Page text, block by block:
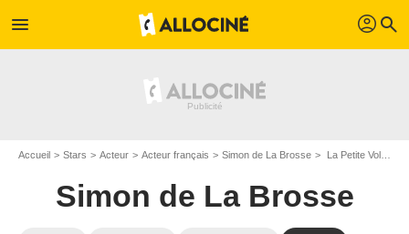
menu profil search
Accueil Stars Acteur Acteur français Simon de La Brosse La Petite Voleuse : Photo Charlotte Gainsbourg, Simon de La Brosse
Simon de La Brosse